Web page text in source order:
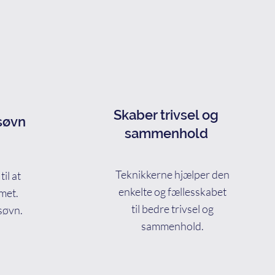
at
Skaber trivsel og
sammenhold
Teknikkerne hjælper den
enkelte og fællesskabet
til bedre trivsel og
sammenhold.